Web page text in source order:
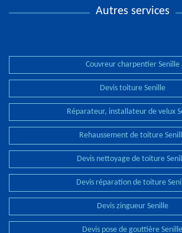
Autres services
Couvreur charpentier Senille
Devis toiture Senille
Réparateur, installateur de velux
Rehaussement de toiture
Devis nettoyage de toiture
Devis réparation de toiture
Devis zingueur Senille
Devis pose de gouttière Senille